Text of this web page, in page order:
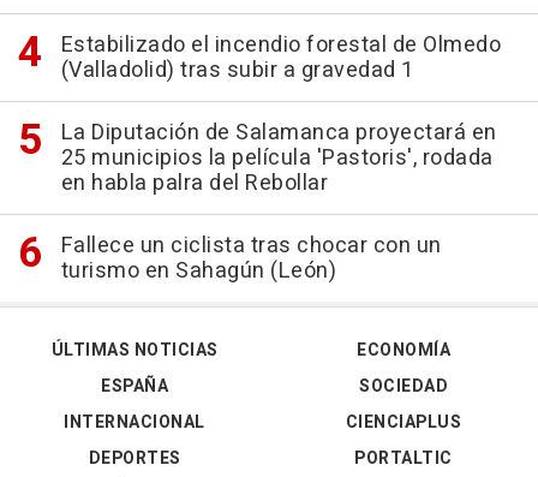
Estabilizado el incendio forestal de Olmedo
(Valladolid) tras subir a gravedad 1
La Diputación de Salamanca proyectará en
25 municipios la película 'Pastoris', rodada
en habla palra del Rebollar
Fallece un ciclista tras chocar con un
turismo en Sahagún (León)
ÚLTIMAS NOTICIAS
ESPAÑA
INTERNACIONAL
DEPORTES
ECONOMÍA
SOCIEDAD
CIENCIAPLUS
PORTALTIC